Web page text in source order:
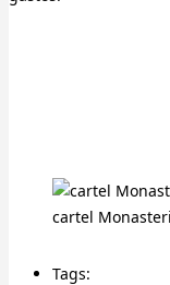
cartel
Tags: